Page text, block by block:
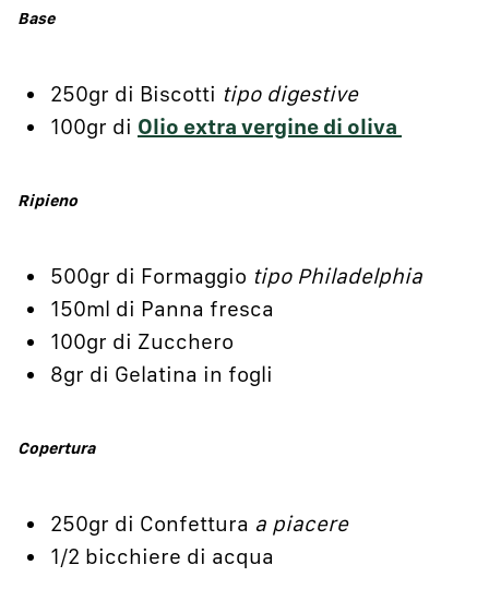
Base
250gr di Biscotti tipo digestive
100gr di Olio extra vergine di oliva
Ripieno
500gr di Formaggio tipo Philadelphia
150ml di Panna fresca
100gr di Zucchero
8gr di Gelatina in fogli
Copertura
250gr di Confettura a piacere
1/2 bicchiere di acqua